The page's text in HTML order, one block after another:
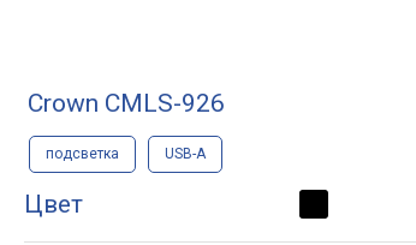
Crown CMLS-926
подсветка USB-A
Цвет